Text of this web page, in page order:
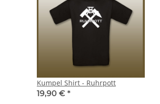
Kumpel Shirt - Ruhrpott
19,90 € *